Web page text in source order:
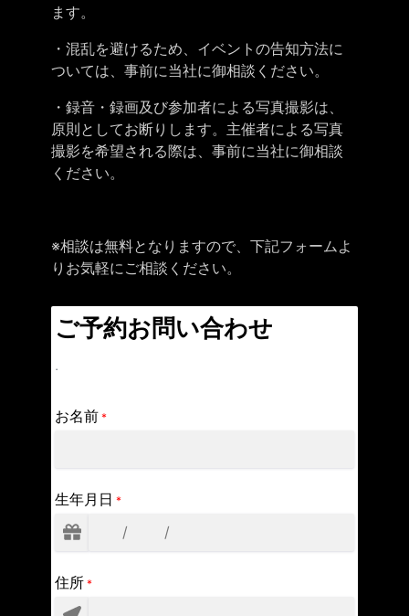
ます。
・混乱を避けるため、イベントの告知方法に
ついては、事前に当社に御相談ください。
・録音・録画及び参加者による写真撮影は、
原則としてお断りします。主催者による写真
撮影を希望される際は、事前に当社に御相談
ください。
※相談は無料となりますので、下記フォームよ
りお気軽にご相談ください。
ご予約お問い合わせ
.
お名前 *
生年月日 *
住所 *